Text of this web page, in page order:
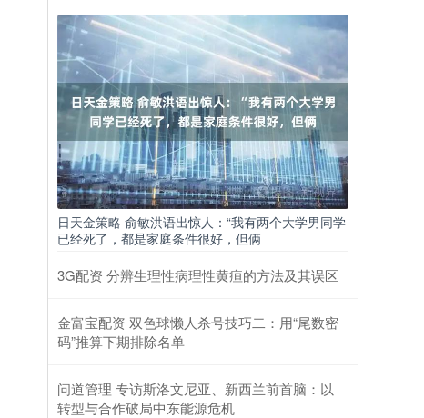
日天金策略 俞敏洪语出惊人：“我有两个大学男同学
已经死了，都是家庭条件很好，但俩
3G配资 分辨生理性病理性黄疸的方法及其误区
金富宝配资 双色球懒人杀号技巧二：用“尾数密
码”推算下期排除名单
问道管理 专访斯洛文尼亚、新西兰前首脑：以
转型与合作破局中东能源危机